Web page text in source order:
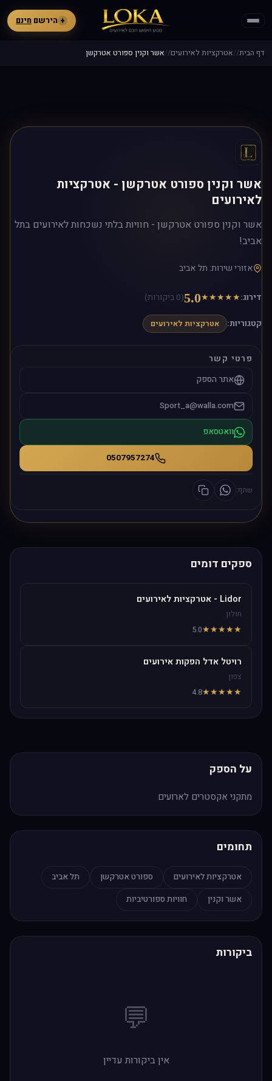
+ הירשם חינם
דף הבית אטרקציות לאירועים אשר וקנין ספורט אטרקשן
אשר וקנין ספורט אטרקשן - אטרקציות
לאירועים
אשר וקנין ספורט אטרקשן - חוויות בלתי נשכחות לאירועים בתל
אביב!
אזורי שירות: תל אביב
דירוג:★
★
★
★
★
5.0(0 ביקורות)
קטגוריות: אטרקציות לאירועים
פרטי קשר
אתר הספק
Sport_a@walla.com
וואטסאפ
0507957274
שתף:
על הספק
מתקני אקסטרים לארועים
תחומים
אטרקציות לאירועים ספורט אטרקשן
תל אביב
אשר וקנין
חוויות ספורטיביות
ביקורות
💬
אין ביקורות עדיין
ספקים דומים
Lidor - אטרקציות לאירועים
חולון
★
★
★
★
★
5.0
רויטל אדל הפקות אירועים
צפון
★
★
★
★
★
4.8